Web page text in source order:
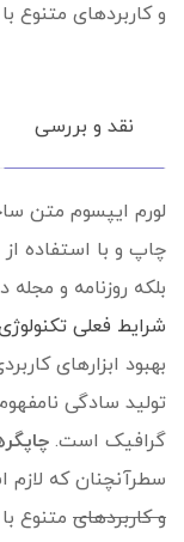
و کاربردهای متنوع
نقد و بررسی
لورم ایپسوم متن
چاپ و با استفاده
بلکه روزنامه و
شرایط فعلی
بهبود ابزارهای
تولید سادگی
گرافیک است.
سطرآنچنان که لازم
و کاربردهای متنوع